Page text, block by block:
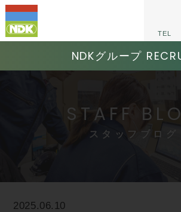
TEL
NDKグループ
STAFF
スタッフブログ
2025.06.10